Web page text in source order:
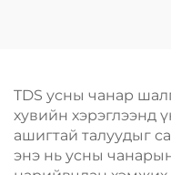
TDS усны чанар
хувийн хэрэглээнд
ашигтай талуудыг
энэ нь усны